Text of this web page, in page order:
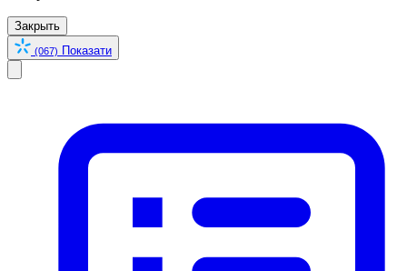
Закрыть
(067) Показати